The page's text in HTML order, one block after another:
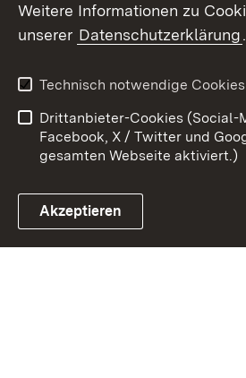
Link zum Landesportal
Kontakt
Cookies
Weitere Informationen zu
unserer Datenschutzerklärung.
Technisch notwendige Cookies
Drittanbieter-Cookies (Social-
Facebook, X / Twitter und
gesamten Webseite aktiviert.)
Akzeptieren